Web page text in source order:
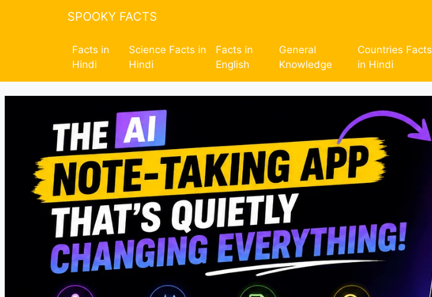
SPOOKY FACTS
Facts in
Hindi
Science Facts in
Hindi
Facts in
English
General
Knowledge
Countries Facts
in Hindi